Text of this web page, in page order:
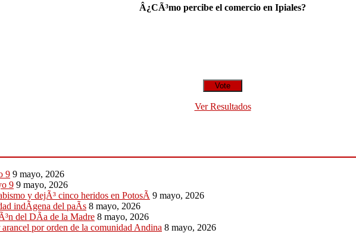
Â¿CÃ³mo percibe el comercio en Ipiales?
Ver Resultados
9 9 mayo, 2026
9 9 mayo, 2026
y dejÃ³ cinco heridos en PotosÃ­ 9 mayo, 2026
indÃ­gena del paÃ­s 8 mayo, 2026
del DÃ­a de la Madre 8 mayo, 2026
por orden de la comunidad Andina 8 mayo, 2026